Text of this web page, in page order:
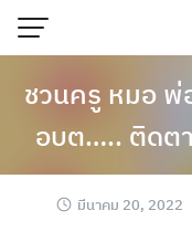
ชวนครู หมอ พ่
อบต….. ติดตา
มีนาคม 20, 2022